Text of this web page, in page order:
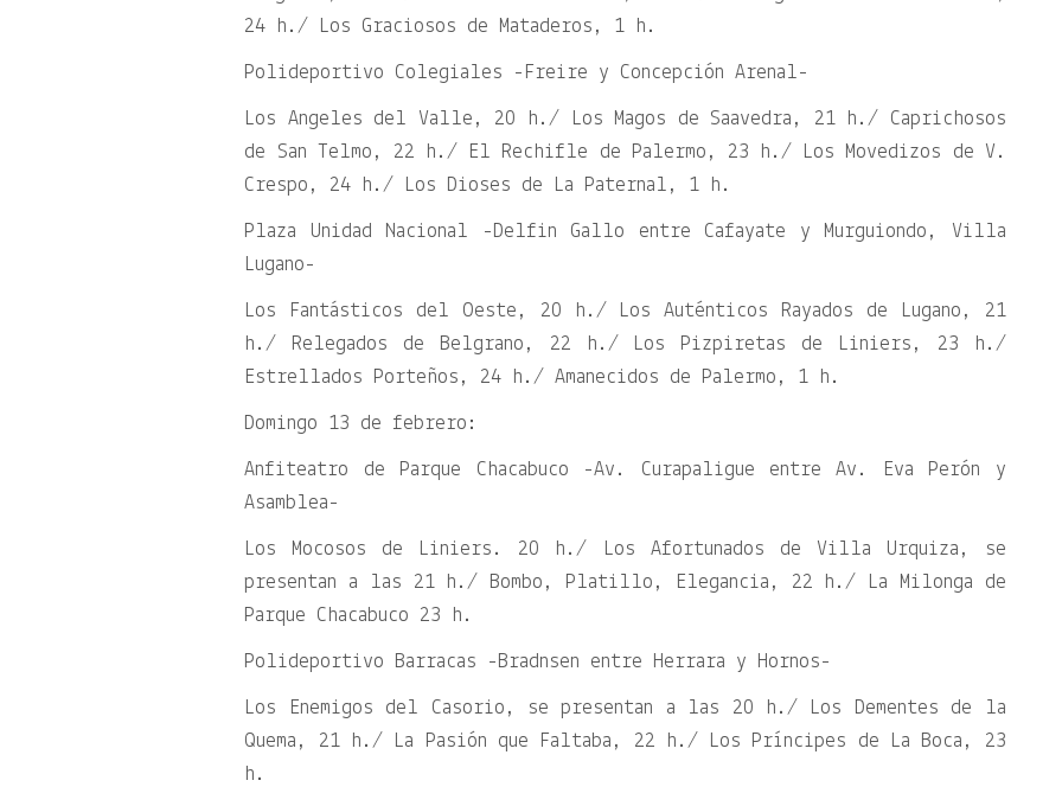
24 h./ Los Graciosos de Mataderos, 1 h.
Polideportivo Colegiales -Freire y Concepción Arenal-
Los Angeles del Valle, 20 h./ Los Magos de Saavedra, 21 h./ Caprichosos
de San Telmo, 22 h./ El Rechifle de Palermo, 23 h./ Los Movedizos de V.
Crespo, 24 h./ Los Dioses de La Paternal, 1 h.
Plaza Unidad Nacional -Delfin Gallo entre Cafayate y Murguiondo, Villa
Lugano-
Los Fantásticos del Oeste, 20 h./ Los Auténticos Rayados de Lugano, 21
h./ Relegados de Belgrano, 22 h./ Los Pizpiretas de Liniers, 23 h./
Estrellados Porteños, 24 h./ Amanecidos de Palermo, 1 h.
Domingo 13 de febrero:
Anfiteatro de Parque Chacabuco -Av. Curapaligue entre Av. Eva Perón y
Asamblea-
Los Mocosos de Liniers. 20 h./ Los Afortunados de Villa Urquiza, se
presentan a las 21 h./ Bombo, Platillo, Elegancia, 22 h./ La Milonga de
Parque Chacabuco 23 h.
Polideportivo Barracas -Bradnsen entre Herrara y Hornos-
Los Enemigos del Casorio, se presentan a las 20 h./ Los Dementes de la
Quema, 21 h./ La Pasión que Faltaba, 22 h./ Los Príncipes de La Boca, 23
h.